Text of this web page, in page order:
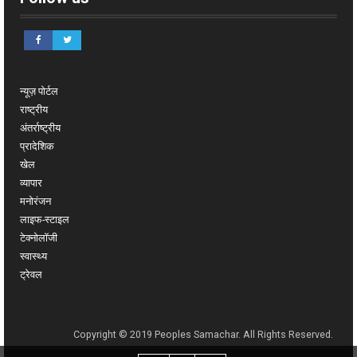
न्यूज़ पोर्टल
राष्ट्रीय
अंतर्राष्ट्रीय
प्रादेशिक
खेल
व्यापार
मनोरंजन
लाइफ-स्टाइल
टेक्नोलॉजी
स्वास्थ्य
ट्रेवल
Copyright © 2019 Peoples Samachar. All Rights Reserved.